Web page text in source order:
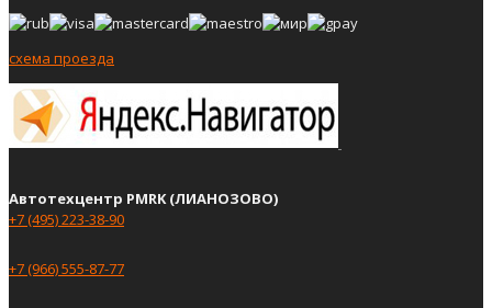
схема проезда
Автотехцентр PMRK (ЛИАНОЗОВО)
+7 (495) 223-38-90
+7 (966) 555-87-77